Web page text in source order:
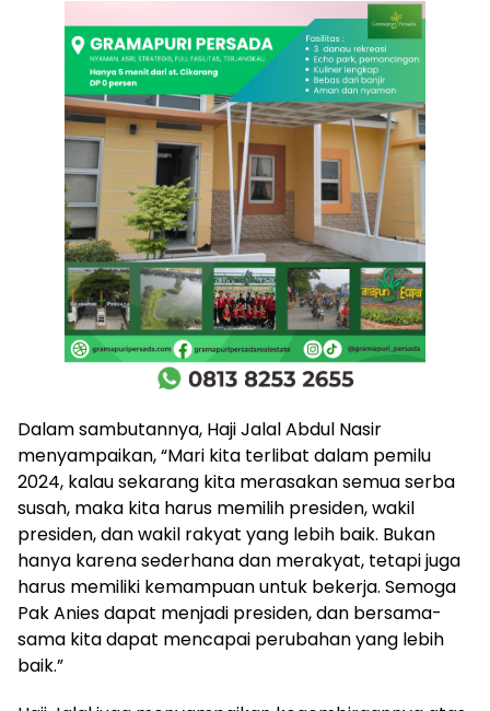
Dalam sambutannya, Haji Jalal Abdul Nasir
menyampaikan, “Mari kita terlibat dalam pemilu
2024, kalau sekarang kita merasakan semua serba
susah, maka kita harus memilih presiden, wakil
presiden, dan wakil rakyat yang lebih baik. Bukan
hanya karena sederhana dan merakyat, tetapi juga
harus memiliki kemampuan untuk bekerja. Semoga
Pak Anies dapat menjadi presiden, dan bersama-
sama kita dapat mencapai perubahan yang lebih
baik.”